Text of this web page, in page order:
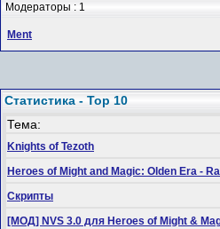
Модераторы : 1
Ment
Статистика - Top 10
Тема:
Knights of Tezoth
Heroes of Might and Magic: Olden Era -
Скрипты
[МОД] NVS 3.0 для Heroes of Might &